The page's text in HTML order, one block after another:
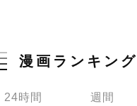
漫画ランキング
24時間 週間